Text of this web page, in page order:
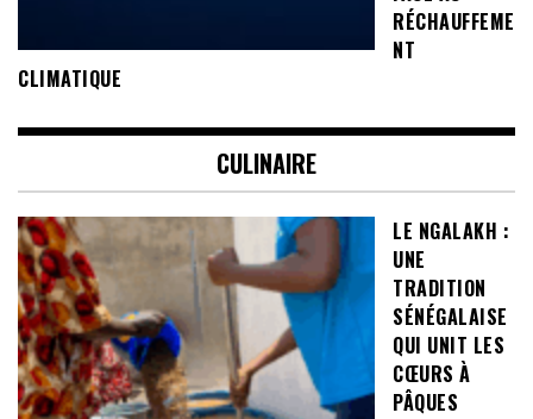
RÉCHAUFFEME
NT
CLIMATIQUE
CULINAIRE
LE NGALAKH :
UNE
TRADITION
SÉNÉGALAISE
QUI UNIT LES
CŒURS À
PÂQUES